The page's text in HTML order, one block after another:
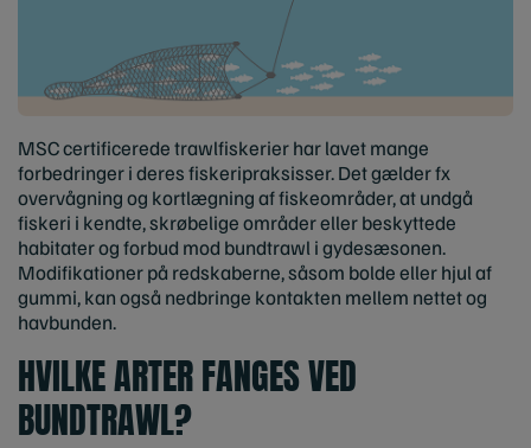
MSC certificerede trawlfiskerier har lavet mange
forbedringer i deres fiskeripraksisser. Det gælder fx
overvågning og kortlægning af fiskeområder, at undgå
fiskeri i kendte, skrøbelige områder eller beskyttede
habitater og forbud mod bundtrawl i gydesæsonen.
Modifikationer på redskaberne, såsom bolde eller hjul af
gummi, kan også nedbringe kontakten mellem nettet og
havbunden.
HVILKE ARTER FANGES VED
BUNDTRAWL?